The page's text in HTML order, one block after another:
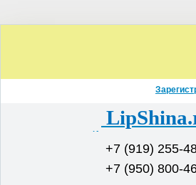
Интернет-магазин шин и
+7 (919) 255-
+7 (950) 800-